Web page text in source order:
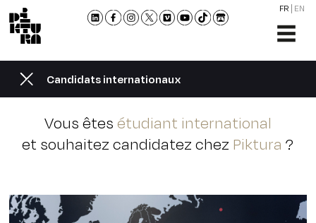
FR EN
NOUS
ET
Candidats internationaux
Vous êtes étudiant international
et souhaitez candidatez chez Piktura ?